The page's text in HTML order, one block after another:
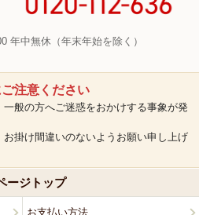
年中無休（年末年始を除く）
注意ください
般の方へご迷惑をおかけする事象が発
掛け間違いのないようお願い申し上げ
ージトップ
お支払い方法